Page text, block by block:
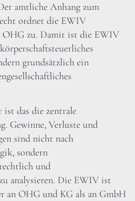
amtliche Anhang zum
ordnet die EWIV
OHG zu. Damit ist die EWIV
grundsätzlich ein
ist das die zentrale
Gewinne, Verluste und
sind nicht nach
sondern
und
analysieren. Die EWIV ist
an OHG und KG als an GmbH